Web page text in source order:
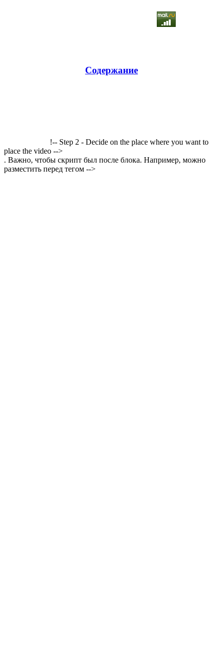
Содержание
!-- Step 2 - Decide on the place where you want to
place the video -->
. Важно, чтобы скрипт был после блока. Например, можно
разместить перед тегом -->